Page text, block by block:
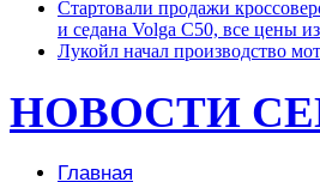
Стартовали продажи
и седана Volga C50, все цены
Лукойл начал производство
НОВОСТИ
Главная